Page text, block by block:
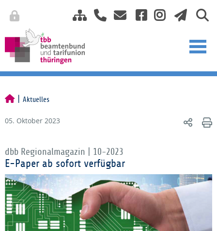
Aktuelles
05. Oktober 2023
dbb Regionalmagazin | 10-2023
E-Paper ab sofort verfügbar